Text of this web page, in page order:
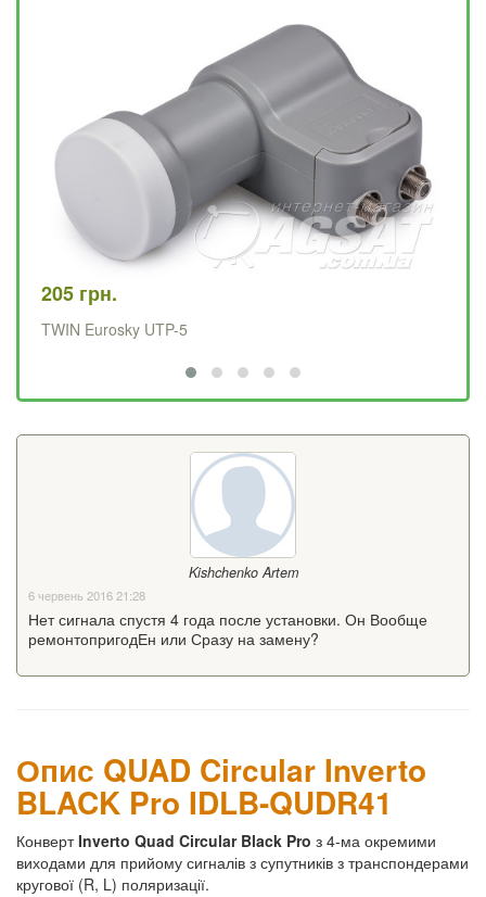
205 грн.
TWIN Eurosky UTP-5
Kishchenko Artem
6 червень 2016 21:28
Нет сигнала спустя 4 года после установки. Он Вообще
ремонтопригодЕн или Сразу на замену?
Опис QUAD Circular Inverto
BLACK Pro IDLB-QUDR41
КонвертInverto Quad Circular Black Pro з 4-ма окремими
виходами для прийому сигналів з супутників з транспондерами
кругової (R, L) поляризації.